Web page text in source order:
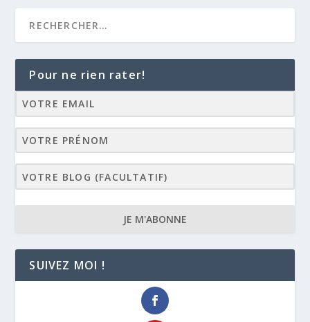
Pour ne rien rater!
JE M'ABONNE
SUIVEZ MOI !